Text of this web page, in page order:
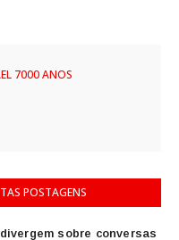
7000 ANOS
POSTAGENS
sobre conversas